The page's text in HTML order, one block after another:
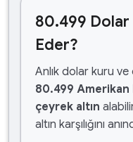
80.499 Dolar
Eder?
Anlık dolar kuru
80.499 Amerikan
çeyrek altın
altın karşılığını